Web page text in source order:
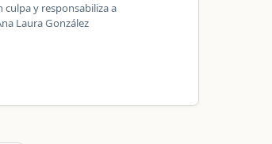
culpa y responsabiliza a
Laura González